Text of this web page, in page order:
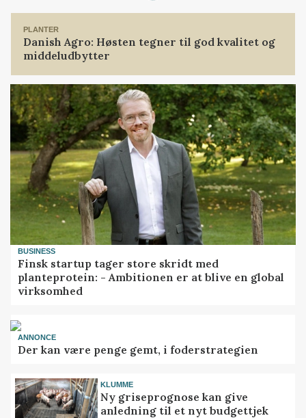
PLANTER
Danish Agro: Høsten tegner til god kvalitet og
middeludbytter
BUSINESS
Finsk startup tager store skridt med
planteprotein: - Ambitionen er at blive en global
virksomhed
ANNONCE
Der kan være penge gemt, i foderstrategien
KLUMME
Ny griseprognose kan give
anledning til et nyt budgettjek